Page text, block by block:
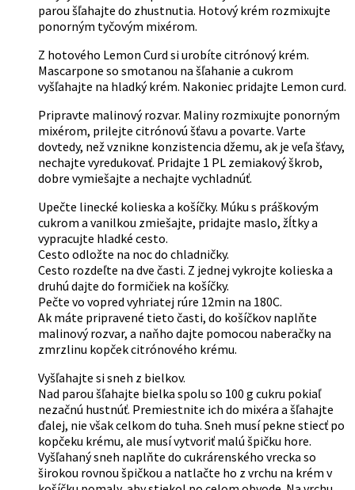
produktu.
parou šľahajte do zhustnutia. Hotový krém rozmixujte
ponorným tyčovým mixérom.
Z hotového Lemon Curd si urobíte citrónový krém.
Mascarpone so smotanou na šľahanie a cukrom
vyšľahajte na hladký krém. Nakoniec pridajte Lemon curd.
Pripravte malinový rozvar. Maliny rozmixujte ponorným
mixérom, prilejte citrónovú šťavu a povarte. Varte
dovtedy, než vznikne konzistencia džemu, ak je veľa šťavy,
nechajte vyredukovať. Pridajte 1 PL zemiakový škrob,
dobre vymiešajte a nechajte vychladnúť.
Upečte linecké kolieska a košíčky. Múku s práškovým
cukrom a vanilkou zmiešajte, pridajte maslo, žĺtky a
vypracujte hladké cesto.
Cesto odložte na noc do chladničky.
Cesto rozdeľte na dve časti. Z jednej vykrojte kolieska a
druhú dajte do formičiek na košíčky.
Pečte vo vopred vyhriatej rúre 12min na 180C.
Ak máte pripravené tieto časti, do košíčkov naplňte
malinový rozvar, a naňho dajte pomocou naberačky na
zmrzlinu kopček citrónového krému.
Vyšľahajte si sneh z bielkov.
Nad parou šľahajte bielka spolu so 100 g cukru pokiaľ
nezačnú hustnúť. Premiestnite ich do mixéra a šľahajte
ďalej, nie však celkom do tuha. Sneh musí pekne stiecť po
kopčeku krému, ale musí vytvoriť malú špičku hore.
Vyšľahaný sneh naplňte do cukrárenského vrecka so
širokou rovnou špičkou a natlačte ho z vrchu na krém v